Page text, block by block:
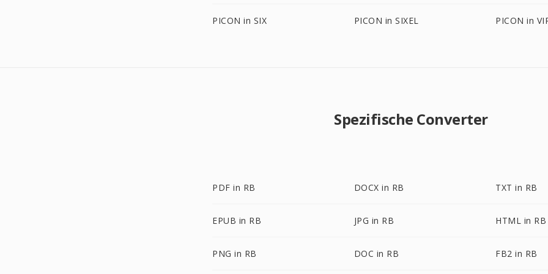
PICON in SIX PICON in SIXEL PICON in
Spezifische Converter
PDF in RB DOCX in RB TXT in RB
EPUB in RB JPG in RB HTML in RB
PNG in RB DOC in RB FB2 in RB